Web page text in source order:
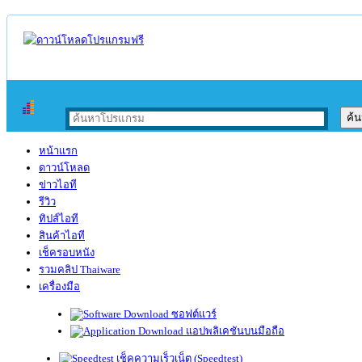
หน้าแรก
ดาวน์โหลด
ข่าวไอที
รีวิว
ทิปส์ไอที
สินค้าไอที
เช็ครอบหนัง
รวมคลิป Thaiware
เครื่องมือ
ซอฟต์แวร์
แอปพลิเคชันบนมือถือ
เช็คความเร็วเน็ต (Speedtest)